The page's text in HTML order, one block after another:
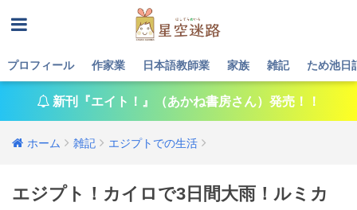
プロフィール 作家業 日本語教師業 家族 雑記 ため池日
新刊『エイト！』（あかね書房さん）発売！！
ホーム 雑記 エジプトでの生活
エジプト！カイロで3日間大雨！ルミカ